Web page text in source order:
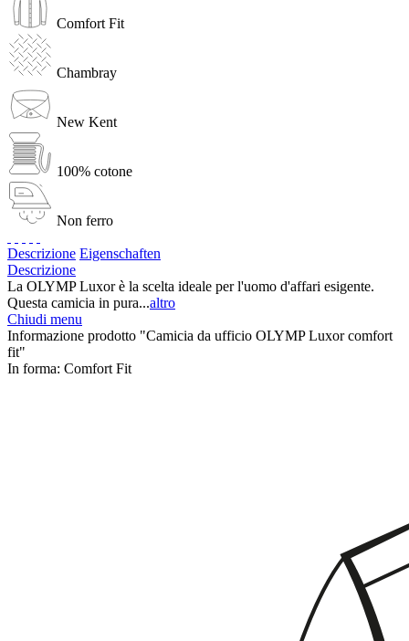
Comfort Fit
Chambray
New Kent
100% cotone
Non ferro
Descrizione Eigenschaften
Descrizione
La OLYMP Luxor è la scelta ideale per l'uomo d'affari esigente.
Questa camicia in pura...altro
Chiudi menu
Informazione prodotto "Camicia da ufficio OLYMP Luxor comfort
fit"
In forma: Comfort Fit